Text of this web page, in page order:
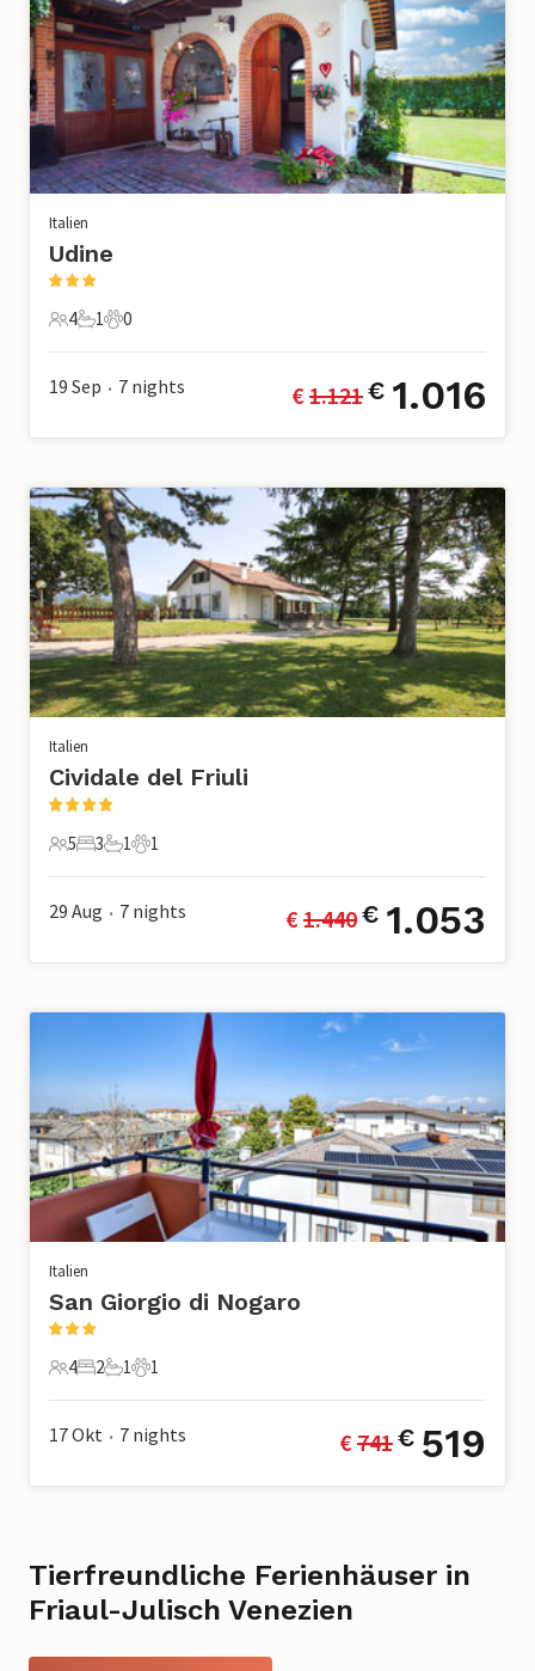
Italien
Udine
4 Gäste
4
1 Badezimmer
1
0 Haustiere
0
19 Sep • 7 nights € 1.121€ 1.016
Italien
Cividale del Friuli
5 Gäste
5
3 Schlafzimmer
3
1 Badezimmer
1
1 Haustier
1
29 Aug • 7 nights € 1.440€ 1.053
Italien
San Giorgio di Nogaro
4 Gäste
4
2 Schlafzimmer
2
1 Badezimmer
1
1 Haustier
1
17 Okt • 7 nights € 741€ 519
Tierfreundliche Ferienhäuser in
Friaul-Julisch Venezien